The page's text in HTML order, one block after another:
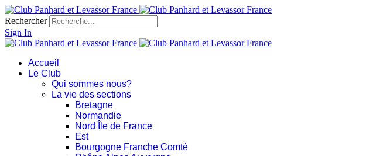
Rechercher
Sign In
Accueil
Le Club
Qui sommes nous?
La vie des sections
Bretagne
Normandie
Nord Île de France
Est
Bourgogne Franche Comté